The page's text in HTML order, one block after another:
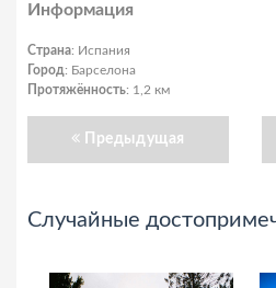
Информация
Страна: Испания
Город: Барселона
Протяжённость: 1,2 км
Предыдущая
Случайные